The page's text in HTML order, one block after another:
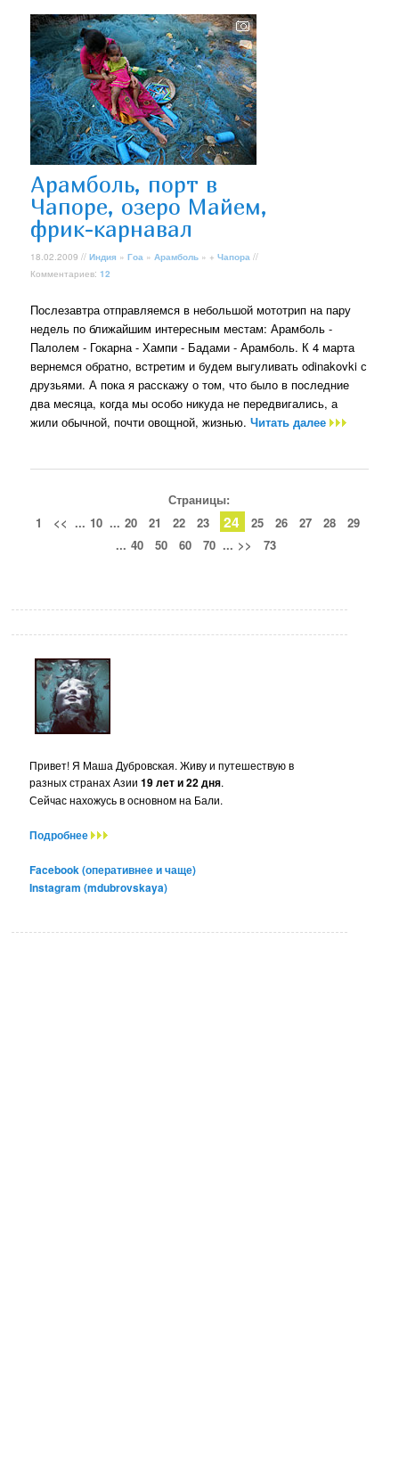
Арамболь, порт в
Чапоре, озеро Майем,
фрик-карнавал
18.02.2009 //Индия »Гоа »Арамболь » +Чапора //
Комментариев:12
Послезавтра отправляемся в небольшой мототрип на пару
недель по ближайшим интересным местам: Арамболь -
Палолем - Гокарна - Хампи - Бадами - Арамболь. К 4 марта
вернемся обратно, встретим и будем выгуливать odinakovki с
друзьями. А пока я расскажу о том, что было в последние
два месяца, когда мы особо никуда не передвигались, а
жили обычной, почти овощной, жизнью.Читать далее
Страницы:
1
<< ... 10 ... 20 21 22 23 24 25 26 27 28
29
... 40 50 60 70 ... >> 73
Привет! Я Маша Дубровская. Живу и путешествую в
разных странах Азии19 лет и 22 дня.
Сейчас нахожусь в основном на Бали.
Подробнее
Facebook (оперативнее и чаще)
Instagram (mdubrovskaya)